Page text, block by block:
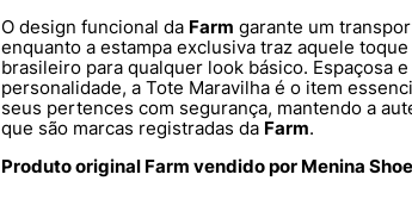
O design funcional da Farm garante um
enquanto a estampa exclusiva traz aquele
brasileiro para qualquer look básico. Espaçosa
personalidade, a Tote Maravilha é o item
seus pertences com segurança, mantendo a
que são marcas registradas da Farm.
Produto original Farm vendido por Menina